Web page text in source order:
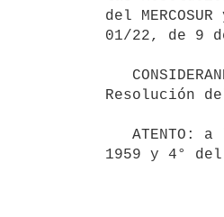
del
01/22, de 9
Resolución
1959 y 4°